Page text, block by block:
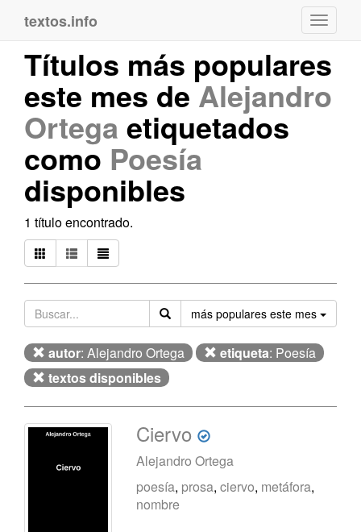
textos.info
Títulos más populares
este mes deAlejandro
Ortega etiquetados
como Poesía
disponibles
1 título encontrado.
más populares este mes
autor: Alejandro Ortega etiqueta: Poesía
textos disponibles
Ciervo
Alejandro Ortega
poesía, prosa,ciervo, metáfora,
nombre